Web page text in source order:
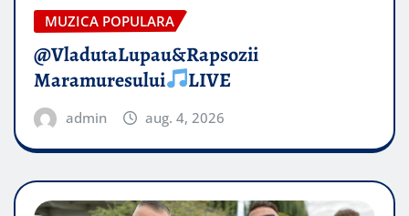
MUZICA POPULARA
@VladutaLupau&Rapsozii
Maramuresului
LIVE
admin aug. 4, 2026